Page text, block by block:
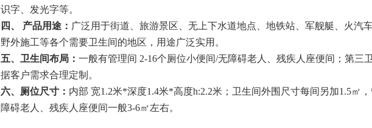
识字、发光字等。
四、 产品用途： 广泛用于街道、旅游景区、无上下水道地点、地铁站、军舰艇、火汽车
野外施工等各个需要卫生间的地区，用途广泛实用。
五、卫生间布局： 一般有管理间 2-16个厕位小便间/无障碍老人、残疾人座便间；第三
据客户需求合理定制。
六、厕位尺寸： 内部 宽1.2米*深度1.4米*高度h:2.2米；卫生间外围尺寸每间另加1.5㎡
障碍老人、残疾人座便间一般3-6㎡左右。